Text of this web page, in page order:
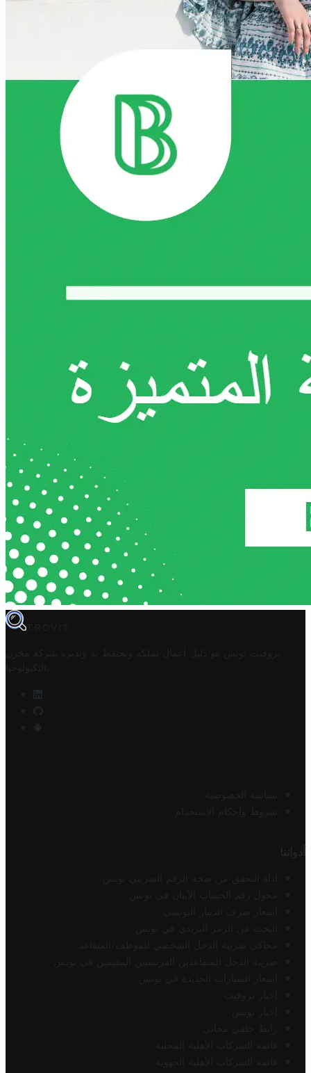
TROVIT
تروفيت تونس هو دليل أعمال تملكه وتحتفظ به وتديره
شركة مخزن
التكنولوجيا
سياسة الخصوصية
شروط وأحكام الاستخدام
أدواتنا
أداة التحقق من صحة الرقم الضريبي تونس
محول رقم الحساب الآيبان في تونس
أسعار صرف الدينار التونسي
البحث عن الرمز البريدي في تونس
محاكي ضريبة الدخل الشخصي للموظف/المتقاعد
ضريبة الدخل للمتقاعدين الفرنسيين المقيمين في تونس
أسعار السيارات الجديدة في تونس
أخبار تروفيت
أخبار تونس
رابط خلفي مجاني
قائمة الشركات الأهلية المحلية
قائمة الشركات الأهلية الجهوية